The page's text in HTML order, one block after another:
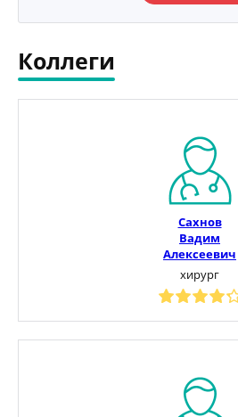
Коллеги
Сахнов
Вадим
Алексеевич
хирург